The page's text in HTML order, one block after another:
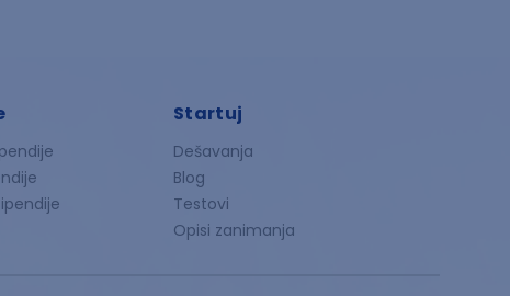
Startuj
Dešavanja
Blog
Testovi
Opisi zanimanja